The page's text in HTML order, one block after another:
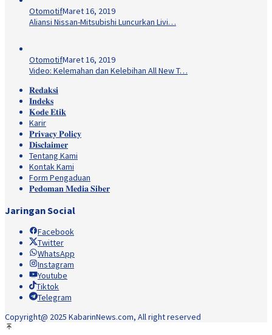
OtomotifMaret 16, 2019
Aliansi Nissan-Mitsubishi Luncurkan Livi…
OtomotifMaret 16, 2019
Video: Kelemahan dan Kelebihan All New T…
𝐑𝐞𝐝𝐚𝐤𝐬𝐢
𝐈𝐧𝐝𝐞𝐤𝐬
𝐊𝐨𝐝𝐞 𝐄𝐭𝐢𝐤
Karir
𝐏𝐫𝐢𝐯𝐚𝐜𝐲 𝐏𝐨𝐥𝐢𝐜𝐲
𝐃𝐢𝐬𝐜𝐥𝐚𝐢𝐦𝐞𝐫
Tentang Kami
Kontak Kami
Form Pengaduan
𝐏𝐞𝐝𝐨𝐦𝐚𝐧 𝐌𝐞𝐝𝐢𝐚 𝐒𝐢𝐛𝐞𝐫
Jaringan Social
Facebook
Twitter
WhatsApp
Instagram
Youtube
Tiktok
Telegram
Copyright@ 2025 KabarinNews.com, All right reserved